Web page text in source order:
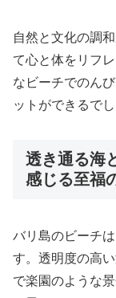
自然と文化の調
て心と体をリフ
なビーチでのん
ットができるでし
透き通る海
感じる至福
バリ島のビーチ
す。透明度の高
で楽園のような